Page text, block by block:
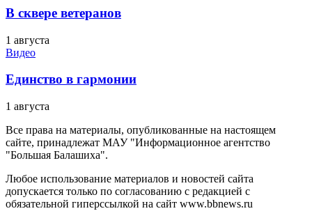
В сквере ветеранов
1 августа
Видео
Единство в гармонии
1 августа
Все права на материалы, опубликованные на настоящем
сайте, принадлежат МАУ "Информационное агентство
"Большая Балашиха".
Любое использование материалов и новостей сайта
допускается только по согласованию с редакцией с
обязательной гиперссылкой на сайт www.bbnews.ru